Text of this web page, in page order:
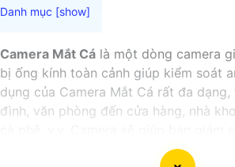
Camera Mắt Cá là một dòng camera
bị ống kính toàn cảnh giúp kiểm soát
dụng của Camera Mắt Cá rất đa
đình, văn phòng đến cửa hàng, nhà
một cách hiệu quả và tiện lợi.